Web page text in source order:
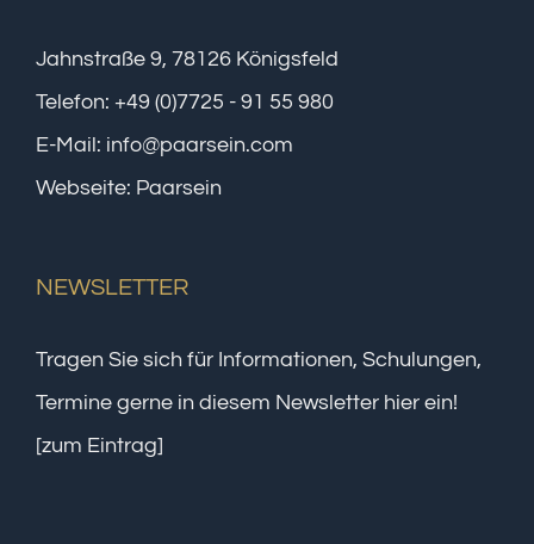
Jahnstraße 9, 78126 Königsfeld
Telefon: +49 (0)7725 - 91 55 980
E-Mail: info@paarsein.com
Webseite: Paarsein
NEWSLETTER
Tragen Sie sich für Informationen, Schulungen,
Termine gerne in diesem Newsletter hier ein!
[zum Eintrag]